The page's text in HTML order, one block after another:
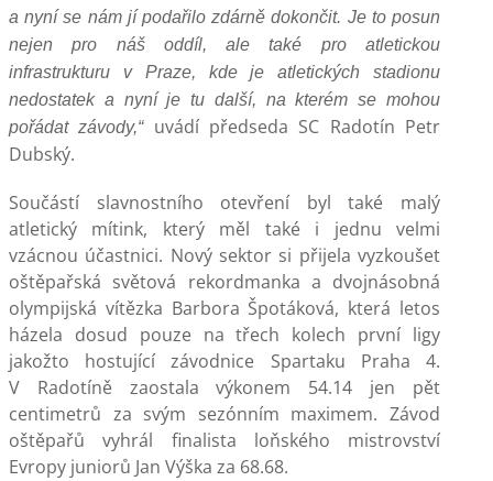
a nyní se nám jí podařilo zdárně dokončit. Je to posun
nejen pro náš oddíl, ale také pro atletickou
infrastrukturu v Praze, kde je atletických stadionu
nedostatek a nyní je tu další, na kterém se mohou
pořádat závody,“uvádí předseda SC Radotín Petr
Dubský.
Součástí slavnostního otevření byl také malý
atletický mítink, který měl také i jednu velmi
vzácnou účastnici. Nový sektor si přijela vyzkoušet
oštěpařská světová rekordmanka a dvojnásobná
olympijská vítězka Barbora Špotáková, která letos
házela dosud pouze na třech kolech první ligy
jakožto hostující závodnice Spartaku Praha 4.
V Radotíně zaostala výkonem 54.14 jen pět
centimetrů za svým sezónním maximem. Závod
oštěpařů vyhrál finalista loňského mistrovství
Evropy juniorů Jan Výška za 68.68.